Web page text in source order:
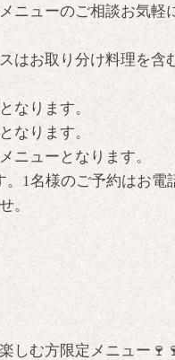
ニューのご相談お気軽
はお取り分け料理を含
なります。
なります。
ニューとなります。
1名様のご予約はお電
。
しむ方限定メニュー